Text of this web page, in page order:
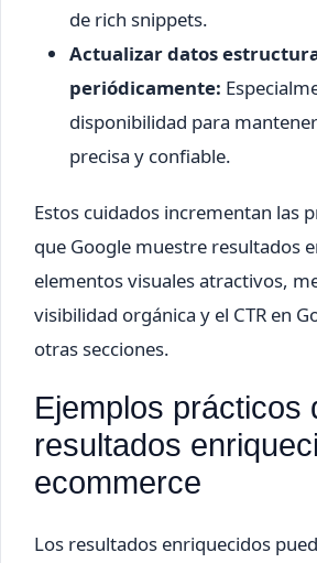
de rich snippets.
Actualizar datos
periódicamente:
disponibilidad para
precisa y confiable.
Estos cuidados incrementan las
que Google muestre resultados
elementos visuales atractivos,
visibilidad orgánica y el CTR en
otras secciones.
Ejemplos prácticos
resultados
ecommerce
Los resultados enriquecidos